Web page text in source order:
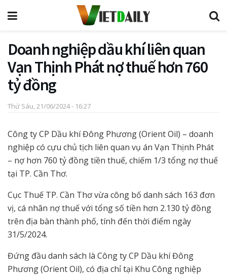
Doanh nghiệp dầu khí liên quan
Vạn Thịnh Phát nợ thuế hơn 760
tỷ đồng
Thứ Sáu, 21/06/2024 - 16:27
Công ty CP Dầu khí Đông Phương (Orient Oil) – doanh
nghiệp có cựu chủ tịch liên quan vụ án Vạn Thịnh Phát
– nợ hơn 760 tỷ đồng tiền thuế, chiếm 1/3 tổng nợ thuế
tại TP. Cần Thơ.
Cục Thuế TP. Cần Thơ vừa công bố danh sách 163 đơn
vị, cá nhân nợ thuế với tổng số tiền hơn 2.130 tỷ đồng
trên địa bàn thành phố, tính đến thời điểm ngày
31/5/2024.
Đứng đầu danh sách là Công ty CP Dầu khí Đông
Phương (Orient Oil), có địa chỉ tại Khu Công nghiệp